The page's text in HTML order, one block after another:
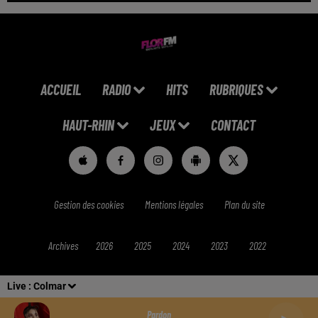
Live : Colmar
Pardon
ACCUEIL RADIO HITS RUBRIQUES
HAUT-RHIN JEUX CONTACT
Gestion des cookies Mentions légales Plan du site
Archives 2026 2025 2024 2023 2022